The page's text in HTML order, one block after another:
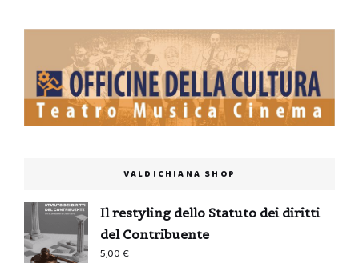
VALDICHIANA SHOP
Il restyling dello Statuto dei diritti
del Contribuente
5,00€